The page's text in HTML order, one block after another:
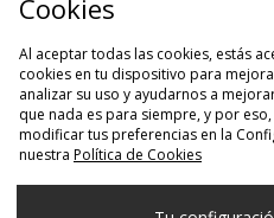
Cookies
Al aceptar todas las cookies, estás
cookies en tu dispositivo para
analizar su uso y ayudarnos a
que nada es para siempre, y por
modificar tus preferencias en la
nuestra Política de Cookies